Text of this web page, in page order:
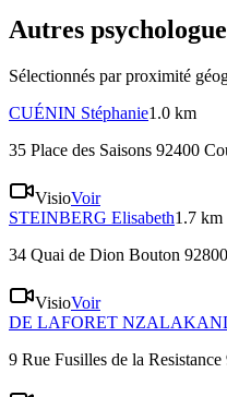
Autres
Sélectionnés par proximité
CUÉNIN Stéphanie1.0 km
35 Place des Saisons 92400
VisioVoir
STEINBERG Elisabeth1.7 km
34 Quai de Dion Bouton
VisioVoir
DE LAFORET
9 Rue Fusilles de la